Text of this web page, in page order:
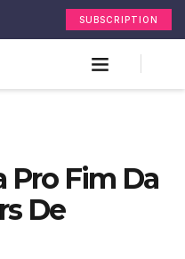
SUBSCRIPTION
Pro Fim Da
De